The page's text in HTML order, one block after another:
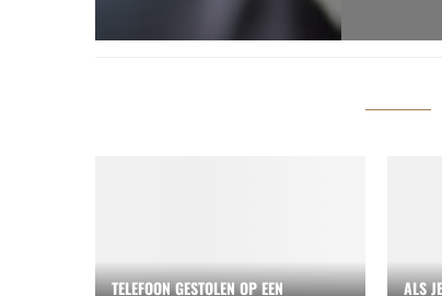
TELEFOON GESTOLEN OP EEN ALS